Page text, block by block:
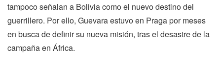
tampoco señalan a Bolivia como el nuevo destino del
guerrillero. Por ello, Guevara estuvo en Praga por meses
en busca de definir su nueva misión, tras el desastre de la
campaña en África.